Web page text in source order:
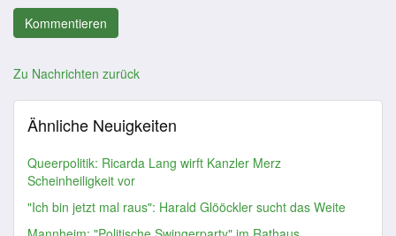
Zu Nachrichten zurück
Ähnliche Neuigkeiten
Queerpolitik: Ricarda Lang wirft Kanzler Merz
Scheinheiligkeit vor
"Ich bin jetzt mal raus": Harald Glööckler sucht das Weite